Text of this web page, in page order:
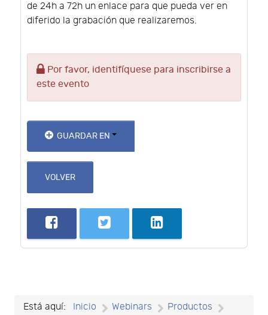
de 24h a 72h un enlace para que pueda ver en
diferido la grabación que realizaremos.
Por favor, identifíquese para inscribirse a
este evento
GUARDAR EN
VOLVER
Está aquí: Inicio Webinars
Productos